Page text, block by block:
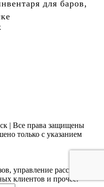
для баров,
| Все права защищены
только с указанием
управление рассылками,
клиентов и прочее.